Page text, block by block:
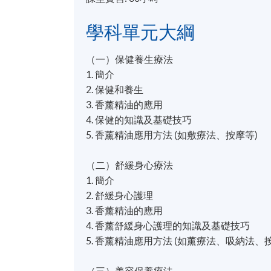
學科單元大綱
（一）保健養生療法
1. 簡介
2. 保健和養生
3. 香薰精油的應用
4. 保健的知識及基礎技巧
5. 香薰精油應用方法 (如敷療法、按摩等)
（二）舒緩身心療法
1. 簡介
2. 舒緩身心護理
3. 香薰精油的應用
4. 香薰舒緩身心護理的知識及基礎技巧
5. 香薰精油應用方法 (如薰療法、吸納法、